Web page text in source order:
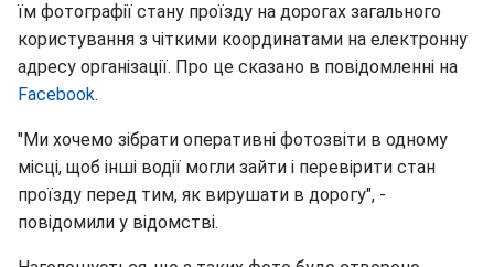
їм фотографії стану проїзду на дорогах загального
користування з чіткими координатами на електронну
адресу організації. Про це сказано в повідомленні на
Facebook.
"Ми хочемо зібрати оперативні фотозвіти в одному
місці, щоб інші водії могли зайти і перевірити стан
проїзду перед тим, як вирушати в дорогу", -
повідомили у відомстві.